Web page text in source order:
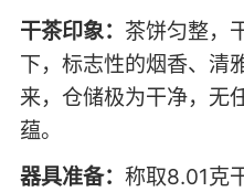
干茶印象： 茶饼匀整，
下，标志性的烟香、清
来，仓储极为干净，无
蕴。
器具准备： 称取8.01克